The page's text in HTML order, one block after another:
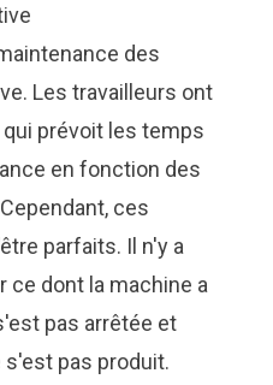
des
Les travailleurs ont
prévoit les temps
en fonction des
ces
parfaits. Il n'y a
ce dont la machine a
pas arrêtée et
pas produit.